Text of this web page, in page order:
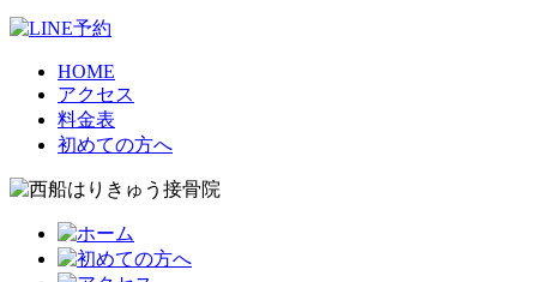
HOME
アクセス
料金表
初めての方へ